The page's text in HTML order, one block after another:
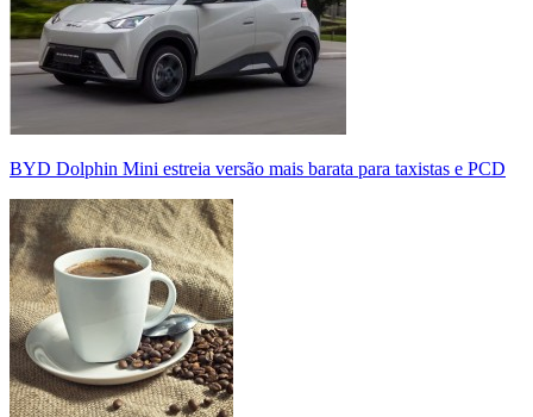
BYD Dolphin Mini estreia versão mais barata para taxistas e PCD